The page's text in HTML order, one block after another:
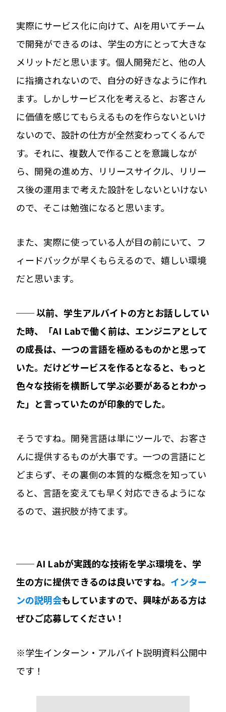
実際にサービス化に向けて、AIを用いてチーム
で開発ができるのは、学生の方にとって大きな
メリットだと思います。個人開発だと、他の人
に指摘されないので、自分の好きなように作れ
ます。しかしサービス化を考えると、お客さん
に価値を感じてもらえるものを作らないといけ
ないので、設計の仕方が全然変わってくるんで
す。それに、複数人で作ることを意識しなが
ら、開発の進め方、リリースサイクル、リリー
ス後の運用まで考えた設計をしないといけない
ので、そこは勉強になると思います。
また、実際に使っている人が目の前にいて、フ
ィードバックが早くもらえるので、嬉しい環境
だと思います。
── 以前、学生アルバイトの方とお話ししてい
た時、「AI Labで働く前は、エンジニアとして
の成長は、一つの言語を極めるものかと思って
いた。だけどサービスを作るとなると、もっと
色々な技術を横断して学ぶ必要があるとわかっ
た」と言っていたのが印象的でした。
そうですね。開発言語は単にツールで、お客さ
んに提供するものが大事です。一つの言語にと
どまらず、その裏側の本質的な概念を知ってい
ると、言語を変えても早く対応できるようにな
るので、選択肢が持てます。
── AI Labが実践的な技術を学ぶ環境を、学
生の方に提供できるのは良いですね。 インター
ンの説明会もしていますので、興味がある方は
ぜひご応募してください！
※学生インターン・アルバイト説明資料公開中
です！